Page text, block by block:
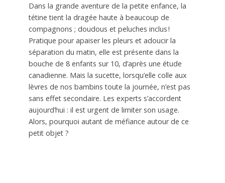
Dans la grande aventure de la petite enfance, la
tétine tient la dragée haute à beaucoup de
compagnons ; doudous et peluches inclus !
Pratique pour apaiser les pleurs et adoucir la
séparation du matin, elle est présente dans la
bouche de 8 enfants sur 10, d’après une étude
canadienne. Mais la sucette, lorsqu’elle colle aux
lèvres de nos bambins toute la journée, n’est pas
sans effet secondaire. Les experts s’accordent
aujourd’hui : il est urgent de limiter son usage.
Alors, pourquoi autant de méfiance autour de ce
petit objet ?